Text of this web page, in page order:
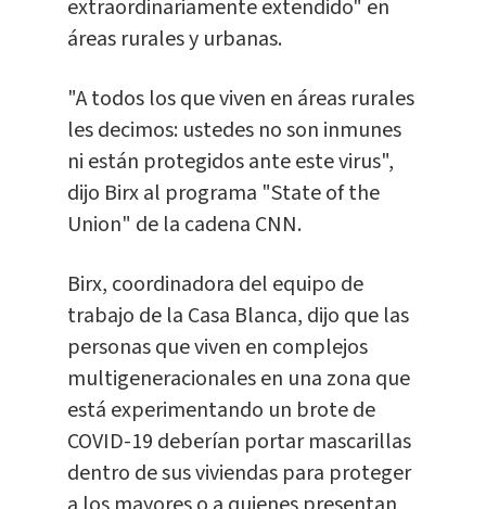
extraordinariamente extendido" en
áreas rurales y urbanas.
"A todos los que viven en áreas rurales
les decimos: ustedes no son inmunes
ni están protegidos ante este virus",
dijo Birx al programa "State of the
Union" de la cadena CNN.
Birx, coordinadora del equipo de
trabajo de la Casa Blanca, dijo que las
personas que viven en complejos
multigeneracionales en una zona que
está experimentando un brote de
COVID-19 deberían portar mascarillas
dentro de sus viviendas para proteger